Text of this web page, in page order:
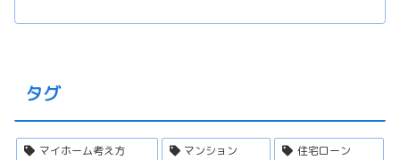
タグ
マイホーム考え方 マンション
住宅ローン